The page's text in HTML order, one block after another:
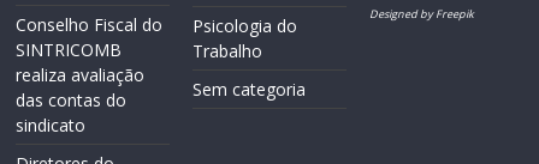
Conselho Fiscal do
SINTRICOMB
realiza avaliação
das contas do
sindicato
Psicologia do
Trabalho
Sem categoria
Designed by Freepik